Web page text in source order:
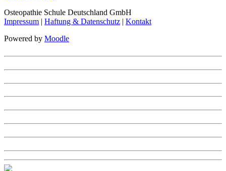
Osteopathie Schule Deutschland GmbH
Impressum | Haftung & Datenschutz | Kontakt
Powered by Moodle